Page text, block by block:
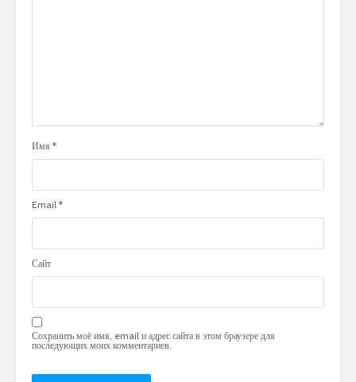
Имя *
Email *
Сайт
Сохранить моё имя, email и адрес сайта в этом браузере для
последующих моих комментариев.